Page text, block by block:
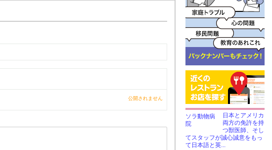
公開されません
日本とアメリカ
両方の免許を持
つ獣医師、そし
てスタッフが誠心誠意をもっ
て日本語と英...